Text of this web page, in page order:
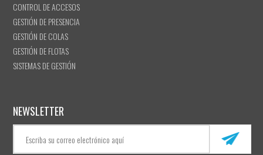
CONTROL DE ACCESOS
GESTIÓN DE PRESENCIA
GESTIÓN DE COLAS
GESTIÓN DE FLOTAS
SISTEMAS DE GESTIÓN
NEWSLETTER